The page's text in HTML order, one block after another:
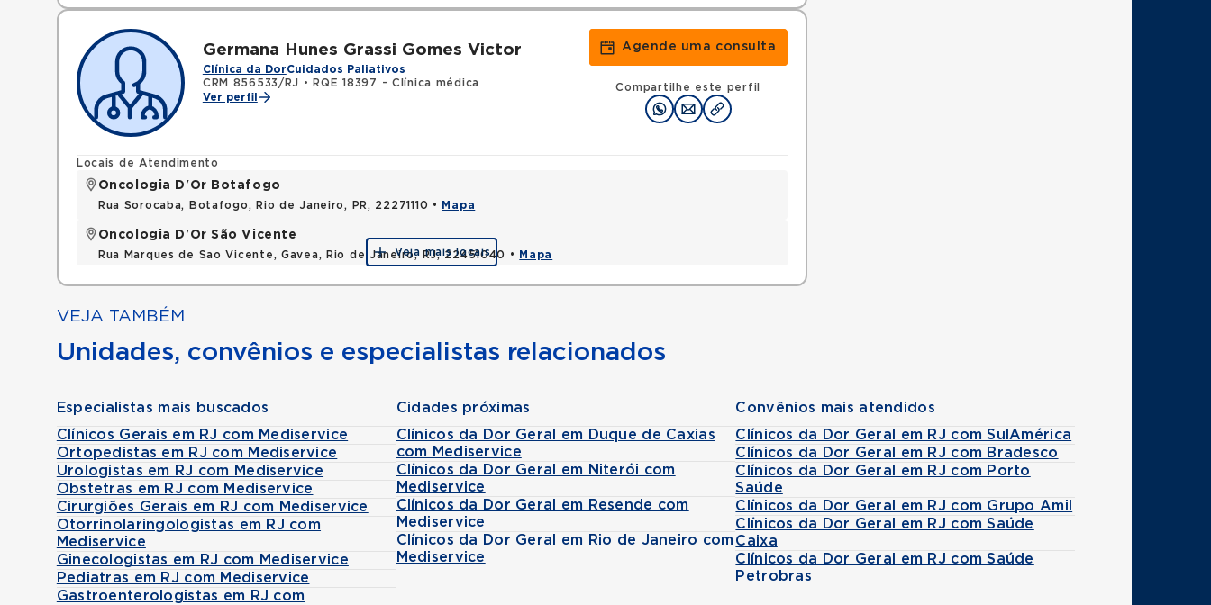
Germana Hunes Grassi Gomes Victor
Clínica da DorCuidados Paliativos
CRM 856533/RJ •
RQE 18397 - Clínica médica
Ver perfil
Agende uma consulta
Compartilhe este perfil
Locais de Atendimento
Oncologia D'Or Botafogo
Rua Sorocaba, Botafogo, Rio de Janeiro, PR, 22271110 • Mapa
Oncologia D'Or São Vicente
Rua Marques de Sao Vicente, Gavea, Rio de Janeiro, RJ, 22451040 • Mapa
Veja mais locais
VEJA TAMBÉM
Unidades, convênios e especialistas relacionados
Especialistas mais buscados
Clínicos Gerais em RJ com Mediservice
Ortopedistas em RJ com Mediservice
Urologistas em RJ com Mediservice
Obstetras em RJ com Mediservice
Cirurgiões Gerais em RJ com Mediservice
Otorrinolaringologistas em RJ com
Mediservice
Ginecologistas em RJ com Mediservice
Pediatras em RJ com Mediservice
Gastroenterologistas em RJ com
Cidades próximas
Clínicos da Dor Geral em Duque de Caxias
com Mediservice
Clínicos da Dor Geral em Niterói com
Mediservice
Clínicos da Dor Geral em Resende com
Mediservice
Clínicos da Dor Geral em Rio de Janeiro com
Mediservice
Convênios mais atendidos
Clínicos da Dor Geral em RJ com SulAmérica
Clínicos da Dor Geral em RJ com Bradesco
Clínicos da Dor Geral em RJ com Porto
Saúde
Clínicos da Dor Geral em RJ com Grupo Amil
Clínicos da Dor Geral em RJ com Saúde
Caixa
Clínicos da Dor Geral em RJ com Saúde
Petrobras